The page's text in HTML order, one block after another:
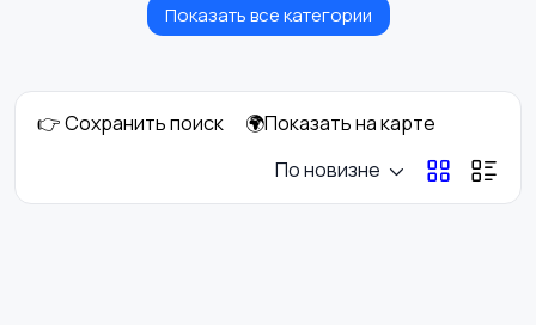
Нижнее белье Обувь
Платья и юбки
Показать все категории
👉 Сохранить поиск
🌍Показать на карте
По новизне